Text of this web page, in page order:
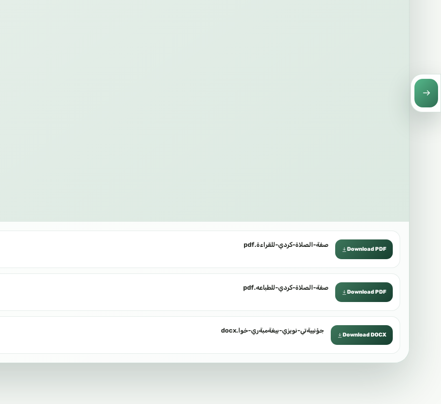
صفة-الصلاة-كردي-للقراءة.pdf
Download PDF
صفة-الصلاة-كردي-للطباعه.pdf
Download PDF
جؤنييةتي-نويزي-بيغةمبةري-خوا.docx
Download DOCX